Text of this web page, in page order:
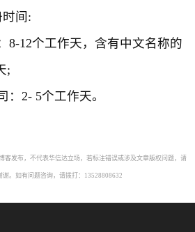
间:
12个工作天，含有中文名称的
;
2- 5个工作天。
客发布，不代表华信达立场，若标注错误或涉及文章版权问题，请
。如有问题咨询，请拨打：13528808632